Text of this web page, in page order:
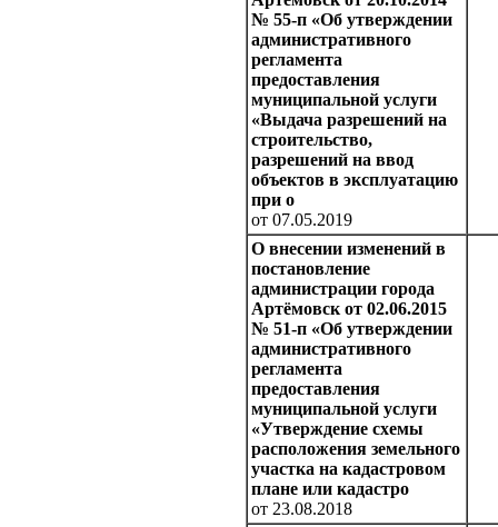
№ 55-п «Об утверждении
административного
регламента
предоставления
муниципальной услуги
«Выдача разрешений на
строительство,
разрешений на ввод
объектов в эксплуатацию
при о
от 07.05.2019
О внесении изменений в
постановление
администрации города
Артёмовск от 02.06.2015
№ 51-п «Об утверждении
административного
регламента
предоставления
муниципальной услуги
«Утверждение схемы
расположения земельного
участка на кадастровом
плане или кадастро
от 23.08.2018